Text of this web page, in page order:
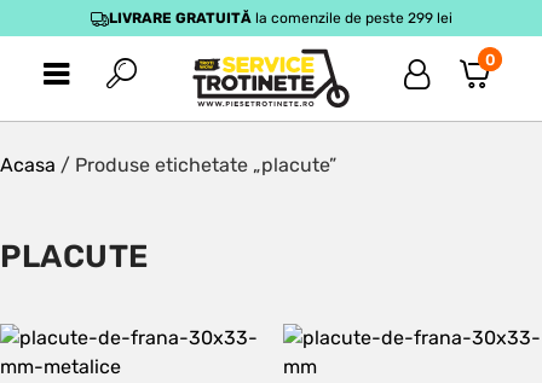
LIVRARE GRATUITĂla comenzile de peste 299 lei
0
Acasa / Produse etichetate „placute”
PLACUTE